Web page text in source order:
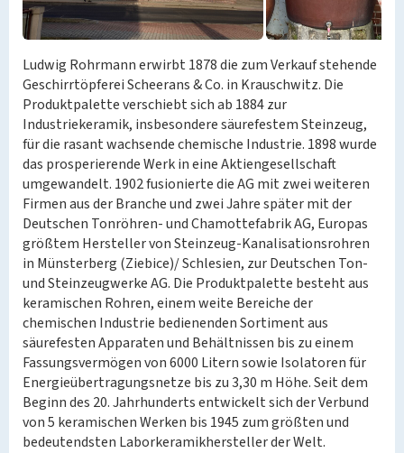
Ludwig Rohrmann erwirbt 1878 die zum Verkauf stehende
Geschirrtöpferei Scheerans & Co. in Krauschwitz. Die
Produktpalette verschiebt sich ab 1884 zur
Industriekeramik, insbesondere säurefestem Steinzeug,
für die rasant wachsende chemische Industrie. 1898 wurde
das prosperierende Werk in eine Aktiengesellschaft
umgewandelt. 1902 fusionierte die AG mit zwei weiteren
Firmen aus der Branche und zwei Jahre später mit der
Deutschen Tonröhren- und Chamottefabrik AG, Europas
größtem Hersteller von Steinzeug-Kanalisationsrohren
in Münsterberg (Ziebice)/ Schlesien, zur Deutschen Ton-
und Steinzeugwerke AG. Die Produktpalette besteht aus
keramischen Rohren, einem weite Bereiche der
chemischen Industrie bedienenden Sortiment aus
säurefesten Apparaten und Behältnissen bis zu einem
Fassungsvermögen von 6000 Litern sowie Isolatoren für
Energieübertragungsnetze bis zu 3,30 m Höhe. Seit dem
Beginn des 20. Jahrhunderts entwickelt sich der Verbund
von 5 keramischen Werken bis 1945 zum größten und
bedeutendsten Laborkeramikhersteller der Welt.